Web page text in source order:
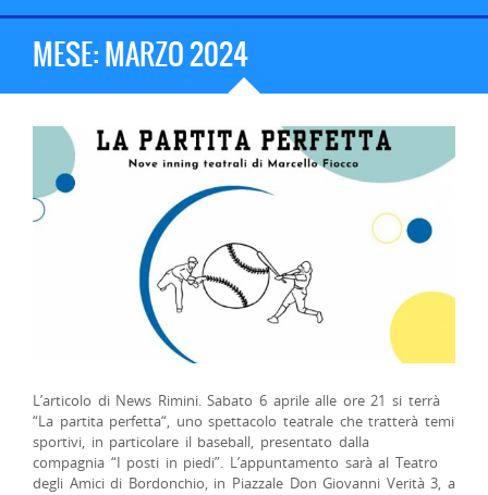
MESE:MARZO 2024
L’articolo di News Rimini. Sabato 6 aprile alle ore 21 si terrà
“La partita perfetta“, uno spettacolo teatrale che tratterà temi
sportivi, in particolare il baseball, presentato dalla
compagnia “I posti in piedi”. L’appuntamento sarà al Teatro
degli Amici di Bordonchio, in Piazzale Don Giovanni Verità 3, a